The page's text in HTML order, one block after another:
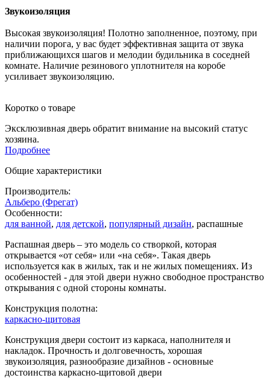
Звукоизоляция
Высокая звукоизоляция! Полотно заполненное, поэтому, при
наличии порога, у вас будет эффективная защита от звука
приближающихся шагов и мелодии будильника в соседней
комнате. Наличие резинового уплотнителя на коробе
усиливает звукоизоляцию.
Коротко о товаре
Эксклюзивная дверь обратит внимание на высокий статус
хозяина.
Подробнее
Общие характеристики
Производитель:
Альберо (Фрегат)
Особенности:
для ванной, для детской, популярный дизайн, распашные
Распашная дверь – это модель со створкой, которая
открывается «от себя» или «на себя». Такая дверь
используется как в жилых, так и не жилых помещениях. Из
особенностей - для этой двери нужно свободное пространство
открывания с одной стороны комнаты.
Конструкция полотна:
каркасно-щитовая
Конструкция двери состоит из каркаса, наполнителя и
накладок. Прочность и долговечность, хорошая
звукоизоляция, разнообразие дизайнов - основные
достоинства каркасно-щитовой двери